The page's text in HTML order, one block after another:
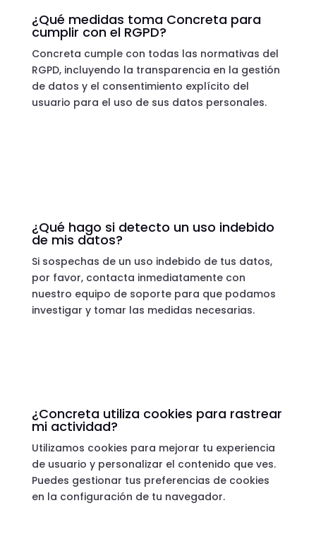
¿Qué medidas toma Concreta para
cumplir con el RGPD?
Concreta cumple con todas las normativas del
RGPD, incluyendo la transparencia en la gestión
de datos y el consentimiento explícito del
usuario para el uso de sus datos personales.
¿Qué hago si detecto un uso indebido
de mis datos?
Si sospechas de un uso indebido de tus datos,
por favor, contacta inmediatamente con
nuestro equipo de soporte para que podamos
investigar y tomar las medidas necesarias.
¿Concreta utiliza cookies para rastrear
mi actividad?
Utilizamos cookies para mejorar tu experiencia
de usuario y personalizar el contenido que ves.
Puedes gestionar tus preferencias de cookies
en la configuración de tu navegador.